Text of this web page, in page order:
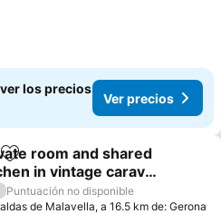
los precios
Ver precios
Añadir a favoritos
room and shared
in vintage caravan
views
Puntuación no disponible
de Malavella, a 16.5 km de: Gerona